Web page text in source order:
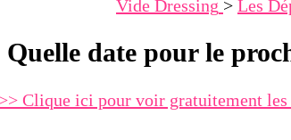
Vide Dressing > Les
Quelle date pour le
Clique ici pour voir gratuitement les